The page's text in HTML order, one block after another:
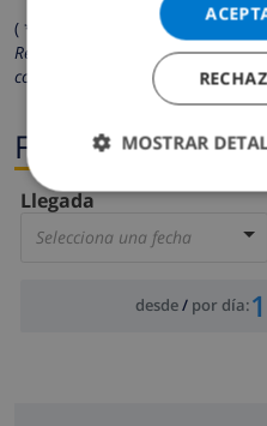
( * Los campos marcados con
Respetamos su privacidad. Sus
compartidos con ninguna otra
Fechas
Llegada
Selecciona una fecha
desde/ por día:
MOSTRAR